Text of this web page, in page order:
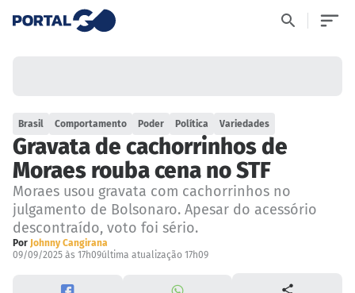
Brasil Comportamento Poder Política Variedades
Gravata de cachorrinhos de
Moraes rouba cena no STF
Moraes usou gravata com cachorrinhos no
julgamento de Bolsonaro. Apesar do acessório
descontraído, voto foi sério.
Por Johnny Cangirana
09/09/2025 às 17h09última atualização 17h09